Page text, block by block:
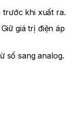
trước khi xuất ra.
giá trị điện áp
số sang analog.